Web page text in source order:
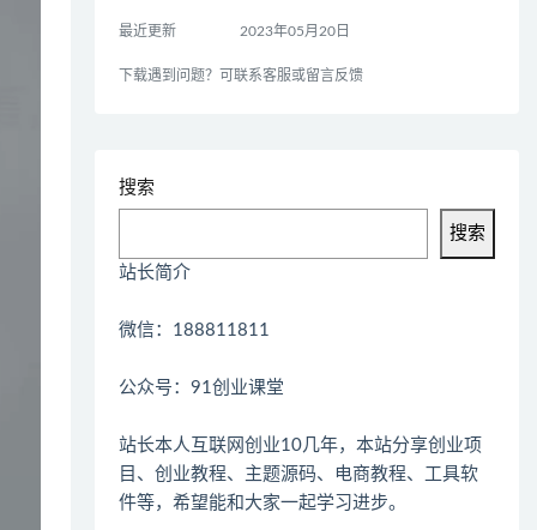
最近更新 2023年05月20日
下载遇到问题？可联系客服或留言反馈
搜索
搜索
站长简介
微信：188811811
公众号：91创业课堂
站长本人互联网创业10几年，本站分享创业项
目、创业教程、主题源码、电商教程、工具软
件等，希望能和大家一起学习进步。